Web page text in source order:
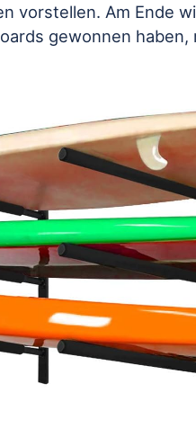
vorstellen. Am Ende
gewonnen